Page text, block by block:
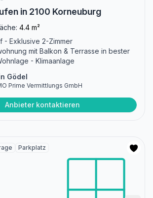
in 2100 Korneuburg
4.4 m²
- Exklusive 2-Zimmer
mit Balkon & Terrasse in bester
- Klimaanlage
Gödel
Prime Vermittlungs GmbH
Anbieter kontaktieren
Parkplatz